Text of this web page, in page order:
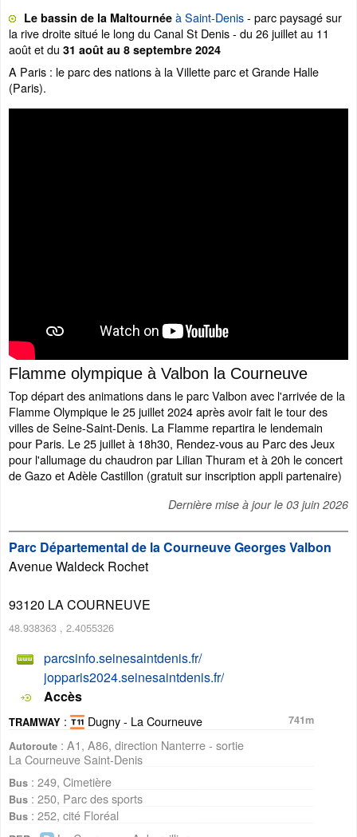
Le bassin de la Maltournée à Saint-Denis- parc paysagé sur
la rive droite situé le long du Canal St Denis - du 26 juillet au 11
août et du 31 août au 8 septembre 2024
A Paris : le parc des nations à la Villette parc et Grande Halle
(Paris).
Flamme olympique à Valbon la Courneuve
Top départ des animations dans le parc Valbon avec l'arrivée de la
Flamme Olympique le 25 juillet 2024 après avoir fait le tour des
villes de Seine-Saint-Denis. La Flamme repartira le lendemain
pour Paris. Le 25 juillet à 18h30, Rendez-vous au Parc des Jeux
pour l'allumage du chaudron par Lilian Thuram et à 20h le concert
de Gazo et Adèle Castillon (gratuit sur inscription appli partenaire)
Dernière mise à jour le 03 juin 2026
Parc Départemental de la Courneuve Georges Valbon
Avenue Waldeck Rochet
93120 LA COURNEUVE
48.938363 , 2.4055326
parcsinfo.seinesaintdenis.fr/
jopparis2024.seinesaintdenis.fr/
Accès
TRAMWAY : Dugny - La Courneuve
741m
Autoroute : A1, A86, direction Nanterre - sortie
La Courneuve Saint-Denis
Bus : 249, Cimetière
Bus : 250, Parc des sports
Bus : 252, cité Floréal